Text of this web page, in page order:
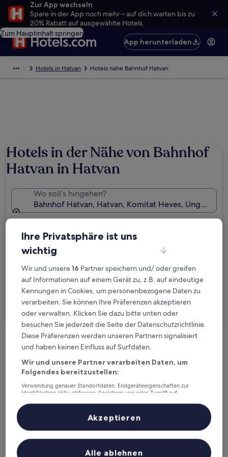
Zur App wechseln
Spare in der App noch mehr – auf dich warten bis zu
20% Rabatt auf ausgewählte Hotels.
Zum Hauptinhalt springen
App herunterladen
Hotels in Hatvan Hotels nahe Bahnhof Hatvan
Hotels in der Nähe von Bahnhof
Hatvan in Hatvan
Wo soll’s hingehen?
Bahnhof Hatvan, Hatvan, Komitat Heves, Ungarn
Fr., 21. Aug. - Sa., 22. Aug.
Gäste
2 Reisende, 1 Zimmer
Ich reise geschäftlich
Suchen
Kostenlose Stornierung bei
Planänderungen
Verdiene Prämien für jede
wahrgenommene Übernachtung
Mehr sparen mit Preisen für Mitglieder
Ihre Privatsphäre ist uns
wichtig
Wir und unsere16 Partner speichern und/ oder greifen
auf Informationen auf einem Gerät zu, z.B. auf eindeutige
Kennungen in Cookies, um personenbezogene Daten zu
verarbeiten. Sie können Ihre Präferenzen akzeptieren
oder verwalten. Klicken Sie dazu bitte unten oder
besuchen Sie jederzeit die Seite der Datenschutzrichtlinie.
Diese Präferenzen werden unseren Partnern signalisiert
und haben keinen Einfluss auf Surfdaten.
Wir und unsere Partner verarbeiten Daten, um
Folgendes bereitzustellen:
Verwendung genauer Standortdaten. Endgeräteeigenschaften zur
Identifikation aktiv abfragen. Speichern von oder Zugriff auf
Inhalte, Messung von Werbeleistung und der Performance von Inhalten,
Zielgruppenforschung sowie Entwicklung und Verbesserung von
Liste der Partner (Lieferanten)
Alle ablehnen
Akzeptieren